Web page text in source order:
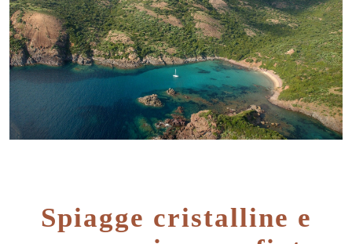
Spiagge cristalline e